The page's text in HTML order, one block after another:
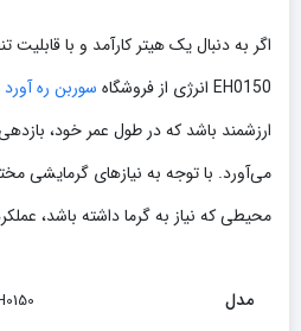
اگر به دنبال یک هیتر کارآمد و با
EH0150 انرژی از فروشگاه
سوربن ره آورد
ارزشمند باشد که در طول عمر خود،
می‌آورد. با توجه به نیازهای گرمایشی
محیطی که نیاز به گرما داشته باشد،
مدل